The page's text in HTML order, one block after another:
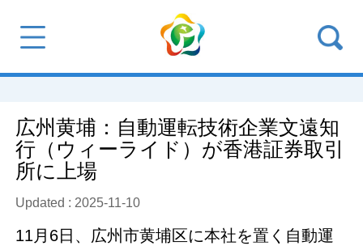
広州黄埔：自動運転技術企業文遠知
行（ウィーライド）が香港証券取引
所に上場
Updated : 2025-11-10
11月6日、広州市黄埔区に本社を置く自動運